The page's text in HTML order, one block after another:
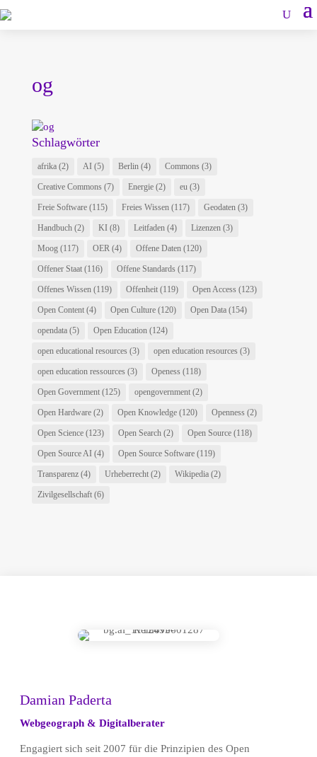
og
Schlagwörter
afrika(2) AI(5) Berlin(4) Commons(3)
Creative Commons(7) Energie(2) eu(3)
Freie Software(115) Freies Wissen(117) Geodaten(3)
Handbuch(2) KI(8) Leitfaden(4) Lizenzen(3)
Moog(117) OER(4) Offene Daten(120)
Offener Staat(116) Offene Standards(117)
Offenes Wissen(119) Offenheit(119) Open Access(123)
Open Content(4) Open Culture(120) Open Data(154)
opendata(5) Open Education(124)
open educational resources(3) open education resources(3)
open education ressources(3) Openess(118)
Open Government(125) opengovernment(2)
Open Hardware(2) Open Knowledge(120) Openness(2)
Open Science(123) Open Search(2) Open Source(118)
Open Source AI(4) Open Source Software(119)
Transparenz(4) Urheberrecht(2) Wikipedia(2)
Zivilgesellschaft(6)
Damian Paderta
Webgeograph & Digitalberater
Engagiert sich seit 2007 für die Prinzipien des Open